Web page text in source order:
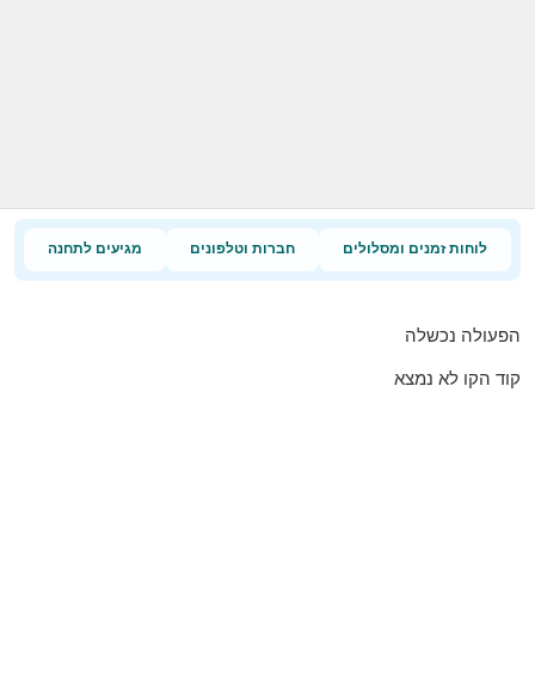
לוחות זמנים ומסלולים חברות וטלפונים מגיעים לתחנה
הפעולה נכשלה
קוד הקו לא נמצא